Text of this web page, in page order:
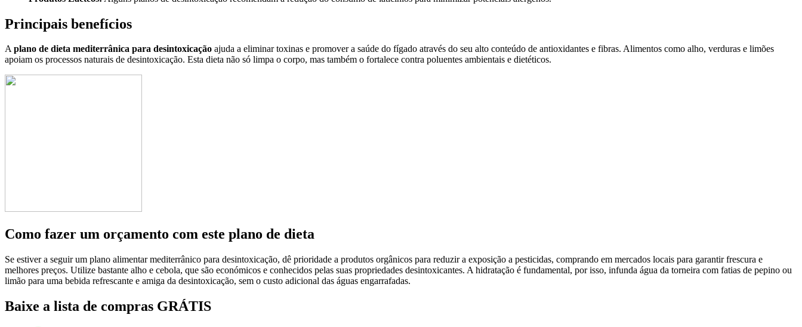
Principais benefícios
Aplano de dieta mediterrânica para desintoxicação ajuda a eliminar toxinas e promover a saúde do fígado através do seu alto conteúdo de antioxidantes e fibras. Alimentos como alho, verduras e limões
apoiam os processos naturais de desintoxicação. Esta dieta não só limpa o corpo, mas também o fortalece contra poluentes ambientais e dietéticos.
Como fazer um orçamento com este plano de dieta
Se estiver a seguir um plano alimentar mediterrânico para desintoxicação, dê prioridade a produtos orgânicos para reduzir a exposição a pesticidas, comprando em mercados locais para garantir frescura e
melhores preços. Utilize bastante alho e cebola, que são económicos e conhecidos pelas suas propriedades desintoxicantes. A hidratação é fundamental, por isso, infunda água da torneira com fatias de pepino ou
limão para uma bebida refrescante e amiga da desintoxicação, sem o custo adicional das águas engarrafadas.
Baixe a lista de compras GRÁTIS